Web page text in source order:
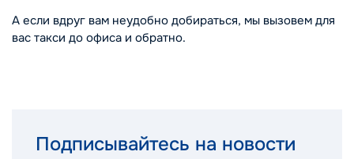
А если вдруг вам неудобно добираться, мы вызовем для
вас такси до офиса и обратно.
Подписывайтесь на новости